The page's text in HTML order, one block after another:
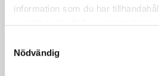
information som du har
samlat in när du har använt deras
Nödvändig